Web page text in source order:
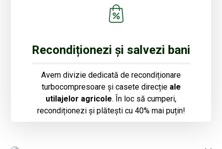
Recondiționezi și salvezi bani
Avem divizie dedicată de recondiționare
turbocompresoare și casete direcție ale
utilajelor agricole. În loc să cumperi,
recondiționezi și plătești cu 40% mai puțin!